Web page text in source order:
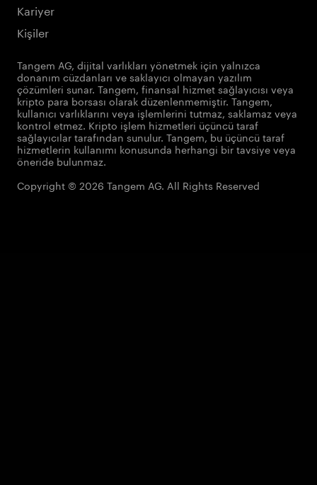
Kariyer
Kişiler
Tangem AG, dijital varlıkları yönetmek için yalnızca
donanım cüzdanları ve saklayıcı olmayan yazılım
çözümleri sunar. Tangem, finansal hizmet sağlayıcısı veya
kripto para borsası olarak düzenlenmemiştir. Tangem,
kullanıcı varlıklarını veya işlemlerini tutmaz, saklamaz veya
kontrol etmez. Kripto işlem hizmetleri üçüncü taraf
sağlayıcılar tarafından sunulur. Tangem, bu üçüncü taraf
hizmetlerin kullanımı konusunda herhangi bir tavsiye veya
öneride bulunmaz.